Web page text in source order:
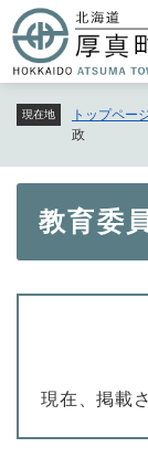
ー
ジ
で
現在地 トップペー
政
教育委
現在、掲載